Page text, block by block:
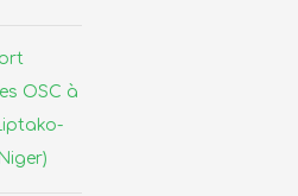
OSC à